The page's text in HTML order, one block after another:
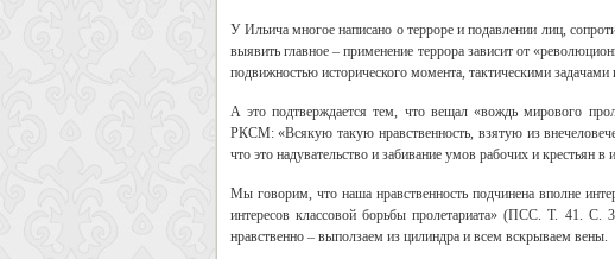
У Ильича многое написано о терроре и подавлении лиц,
выявить главное – применение террора зависит от
подвижностью исторического момента, тактическими
А это подтверждается тем, что вещал «вождь мирового
РКСМ: «Всякую такую нравственность, взятую из
что это надувательство и забивание умов рабочих и крестьян в
Мы говорим, что наша нравственность подчинена вполне
интересов классовой борьбы пролетариата» (ПСС. Т. 41. С.
нравственно – выползаем из цилиндра и всем вскрываем вены.